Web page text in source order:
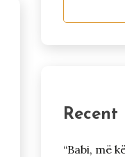
Recent
“Babi, më